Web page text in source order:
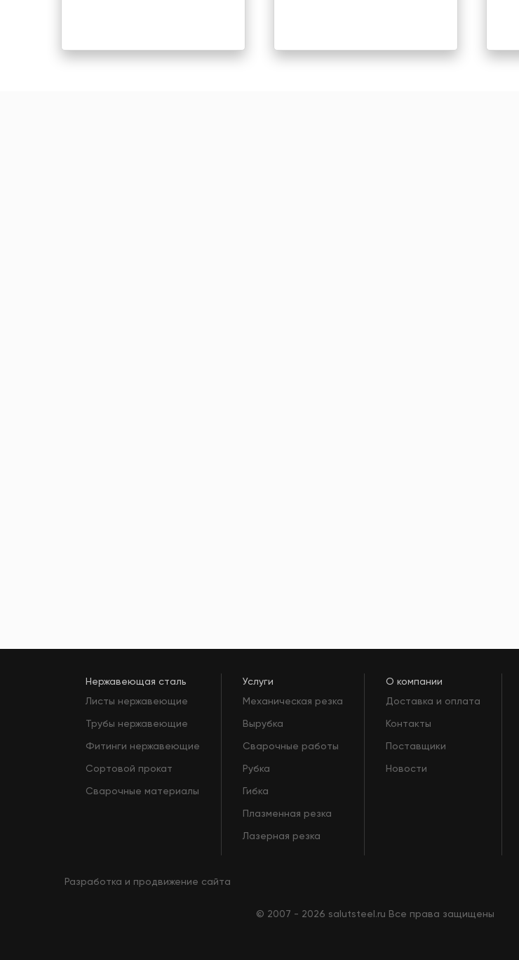
Нержавеющая сталь
Листы нержавеющие
Трубы нержавеющие
Фитинги нержавеющие
Сортовой прокат
Сварочные материалы
Услуги
Механическая резка
Вырубка
Сварочные работы
Рубка
Гибка
Плазменная резка
Лазерная резка
О компании
Доставка и оплата
Контакты
Поставщики
Новости
Разработка и продвижение сайта
© 2007 - 2026 salutsteel.ru Все права защищены